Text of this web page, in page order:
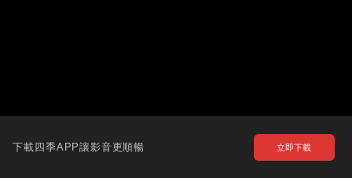
下載四季APP讓影音更順暢 立即下載